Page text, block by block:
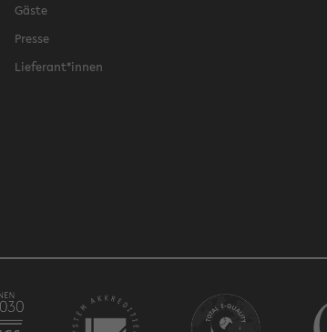
Gäste
Presse
Lieferant*innen